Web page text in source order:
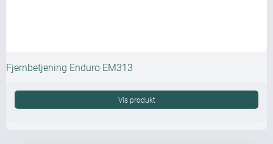
Fjernbetjening Enduro EM313
Vis produkt